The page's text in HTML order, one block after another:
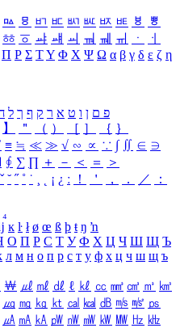
ㅰ ㅱ ㅲ ㅳ ㅴ ㅵ ㅶ ㅷ ㅸ
ㅹ
ㆅ ㆆ ㆇ ㆈ ㆉ ㆊ ㆋ ㆌ ㆍ
ㆎ
Π Ρ Σ ΤΥ Φ Χ Ψ Ω α β γ δ ε ζ η
פ ם ן ו ט א ר ק ף ך ל
】 ＂ （ ） ［ ］ ｛ ｝
≡ ≒ ≪ ≫ √ ∽ ∝ ∵ ∫ ∬ ∈ ∋
∮ ∑ ∏ ＋ － ＜ ＝
＞
ˇ ˘ ˝ ˚ ˙ ¸ ¡ ¿ ː ！ ＇ ， ． ／
：
₄
ĸ ŀ ł ø œ ß þ ŧ ŋ ŉ
О П Р С Т У Ф Х Ц Ч Ш Щ Ъ
л м н о п р с т у ф х ц ч ш щ ъ
￦ ㎕ ㎖ ㎗ ℓ ㎘ ㏄ ㎣ ㎤ ㎥ ㎦
㎍ ㎎ ㎏ ㏏ ㎈ ㎉ ㏈ ㎧ ㎨ ㎰
㎂ ㎃ ㎄ ㎺ ㎻ ㎽ ㎾ ㎿ ㎐ ㎑